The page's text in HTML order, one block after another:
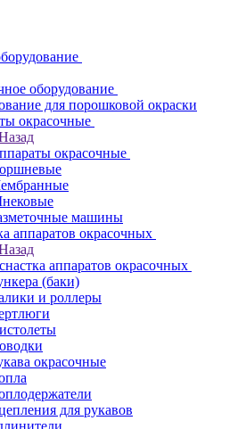
оборудование
для порошковой окраски
окрасочные
окрасочные
машины
аппаратов окрасочных
аппаратов окрасочных
(баки)
и роллеры
окрасочные
для рукавов